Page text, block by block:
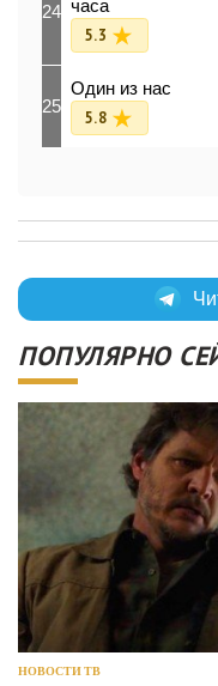
24 часа
5.3
25
Один из нас
5.8
ПОПУЛЯРНО
НОВОСТИ ТВ